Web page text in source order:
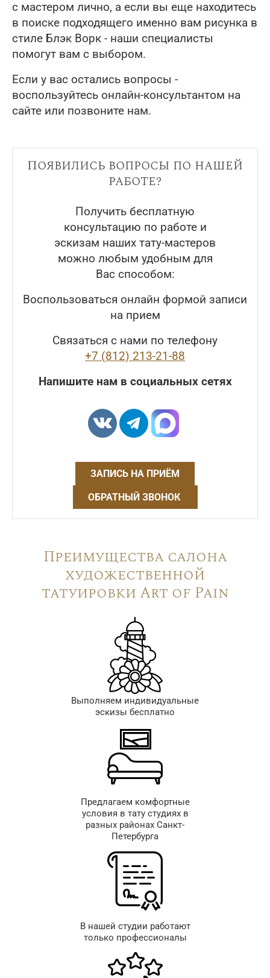
с мастером лично, а если вы еще находитесь
в поиске подходящего именно вам рисунка в
стиле Блэк Ворк - наши специалисты
помогут вам с выбором.
Если у вас остались вопросы -
воспользуйтесь онлайн-консультантом на
сайте или позвоните нам.
Появились вопросы по нашей
работе?
Получить бесплатную
консультацию по работе и
эскизам наших тату-мастеров
можно любым удобным для
Вас способом:
Воспользоваться онлайн формой записи
на прием
Связаться с нами по телефону
+7 (812) 213-21-88
Напишите нам в социальных сетях
ЗАПИСЬ НА ПРИЁМ
ОБРАТНЫЙ ЗВОНОК
Преимущества салона
художественной
татуировки Art of Pain
Выполняем индивидуальные
эскизы бесплатно
Предлагаем комфортные
условия в тату студиях в
разных районах Санкт-
Петербурга
В нашей студии работают
только профессионалы